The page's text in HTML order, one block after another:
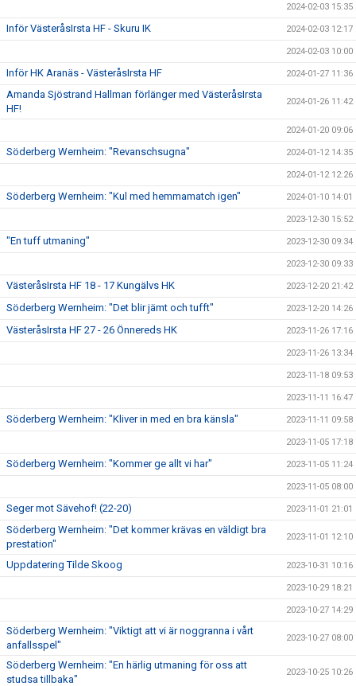
2024-02-03 15:35
Inför VästeråsIrsta HF - Skuru IK 2024-02-03 12:17
2024-02-03 10:00
Inför HK Aranäs - VästeråsIrsta HF 2024-01-27 11:36
Amanda Sjöstrand Hallman förlänger med VästeråsIrsta
HF!
2024-01-26 11:42
2024-01-20 09:06
Söderberg Wernheim: "Revanschsugna" 2024-01-12 14:35
2024-01-12 12:26
Söderberg Wernheim: "Kul med hemmamatch igen" 2024-01-10 14:01
2023-12-30 15:52
"En tuff utmaning" 2023-12-30 09:34
2023-12-30 09:33
VästeråsIrsta HF 18 - 17 Kungälvs HK 2023-12-20 21:42
Söderberg Wernheim: "Det blir jämt och tufft" 2023-12-20 14:26
VästeråsIrsta HF 27 - 26 Önnereds HK 2023-11-26 17:16
2023-11-26 13:34
2023-11-18 09:53
2023-11-11 16:47
Söderberg Wernheim: "Kliver in med en bra känsla" 2023-11-11 09:58
2023-11-05 17:18
Söderberg Wernheim: "Kommer ge allt vi har" 2023-11-05 11:24
2023-11-05 08:00
Seger mot Sävehof! (22-20) 2023-11-01 21:01
Söderberg Wernheim: "Det kommer krävas en väldigt bra
prestation"
2023-11-01 12:10
Uppdatering Tilde Skoog 2023-10-31 10:16
2023-10-29 18:21
2023-10-27 14:29
Söderberg Wernheim: "Viktigt att vi är noggranna i vårt
anfallsspel"
2023-10-27 08:00
Söderberg Wernheim: "En härlig utmaning för oss att
studsa tillbaka"
2023-10-25 10:26